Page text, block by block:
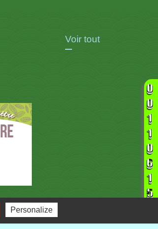
Voir tout
Personalize